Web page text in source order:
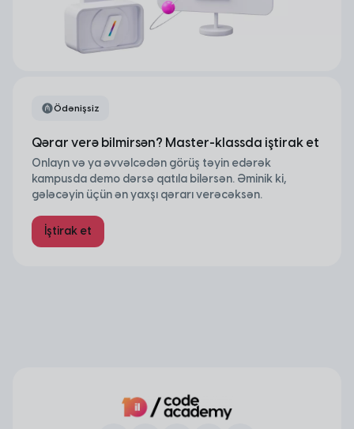
Ödənişsiz
Qərar verə bilmirsən? Master-klassda iştirak et
Onlayn və ya əvvəlcədən görüş təyin edərək
kampusda demo dərsə qatıla bilərsən. Əminik ki,
gələcəyin üçün ən yaxşı qərarı verəcəksən.
İştirak et